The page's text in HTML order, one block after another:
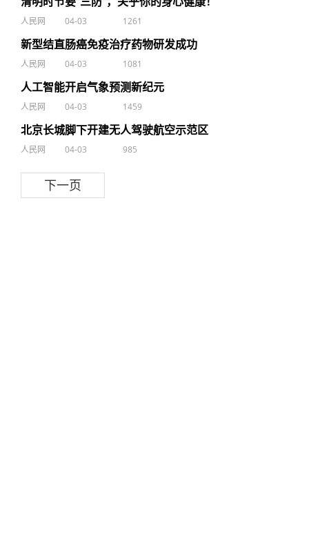
人民网 04-03 1261
新型结直肠癌免疫治疗药物研发成功
人民网 04-03 1081
人工智能开启气象预测新纪元
人民网 04-03 1459
北京长城脚下开建无人驾驶航空示范区
人民网 04-03 985
下一页